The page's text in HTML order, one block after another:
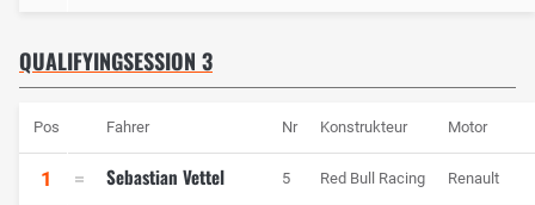
QUALIFYINGSESSION 3
Pos Fahrer Nr Konstrukteur Motor
1 Sebastian Vettel 5 Red Bull Racing Renault